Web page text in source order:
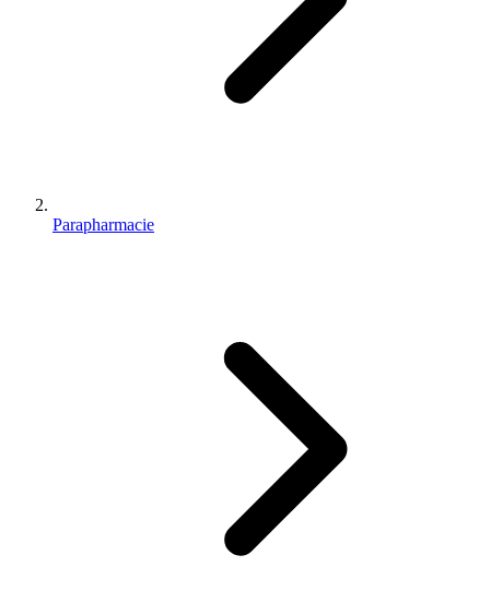
Parapharmacie